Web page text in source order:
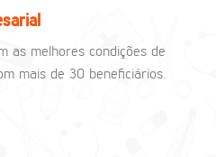
as melhores condições de
mais de 30 beneficiários.